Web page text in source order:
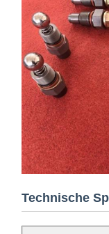
Technische